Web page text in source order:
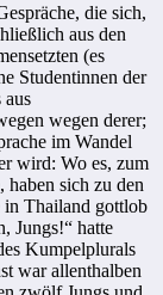
die sich,
aus den
(es
Studentinnen der
aus
wegen derer;
im Wandel
wird: Wo es, zum
sich zu den
in Thailand gottlob
Jungs!“ hatte
Kumpelplurals
war allenthalben